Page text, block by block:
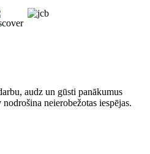
audz un gūsti panākumus
neierobežotas iespējas.